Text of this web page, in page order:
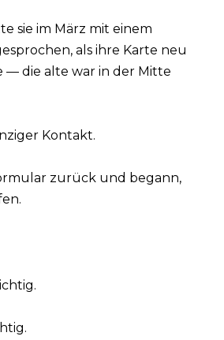
sie im März mit einem
als ihre Karte neu
— die alte war in der Mitte
Kontakt.
zurück und begann,